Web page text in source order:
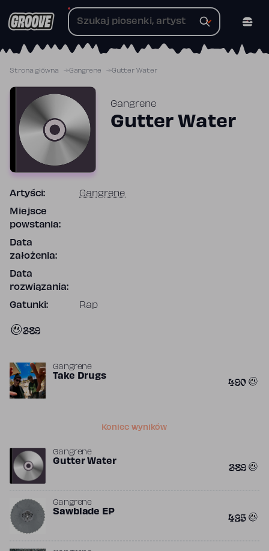
do
Strona główna Gangrene Gutter Water
Gangrene
Gutter Water
Artyści: Gangrene
Miejsce
powstania:
Data
założenia:
Data
rozwiązania:
Gatunki: Rap
389
Gangrene
Take Drugs 490
Koniec wyników
Gangrene
Gutter Water 389
Gangrene
Sawblade EP 425